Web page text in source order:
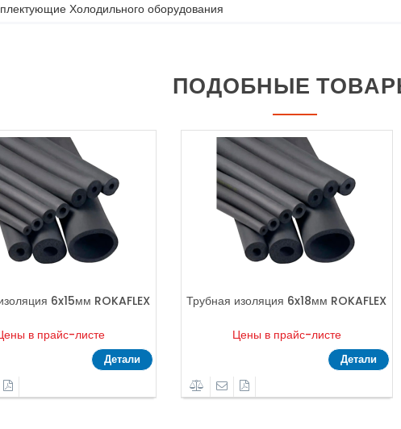
Холодильного оборудования
ПОДОБНЫЕ
ROKAFLEX Трубная изоляция 6x18мм ROKAFLEX
Цены в прайс-листе
Трубная